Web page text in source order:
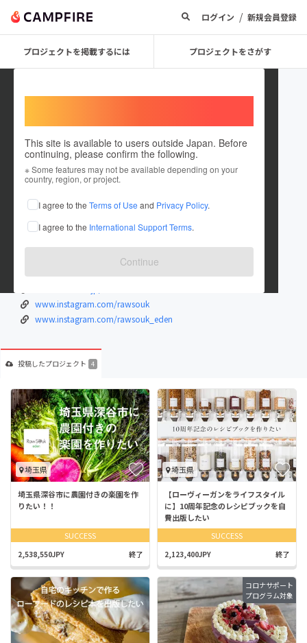
ログイン / 新規会員登録
プロジェクトを掲載するには プロジェクトをさがす
This site is available to users outside Japan. Before
continuing, please confirm the following.
※ Some features may not be available depending on your
country, region, or project.
I agree to the Terms of Use and Privacy Policy.
I agree to the International Support Terms.
Continue
rawsouk
これまでに4件のプロジェクトを投稿しています
在住国：日本 現在地：埼玉県
出身国：日本 出身地：埼玉県
www.instagram.com/rawsouk
www.instagram.com/rawsouk_eden
投稿したプロジェクト 4
埼玉県
埼玉県深谷市に農園付きの楽園を作
りたい！！
SUCCESS
2,538,550JPY 終了
埼玉県
【ローヴィーガンをライフスタイル
に】10周年記念のレシピブックを自
費出版したい
SUCCESS
2,123,400JPY 終了
コロナサポート
プログラム対象